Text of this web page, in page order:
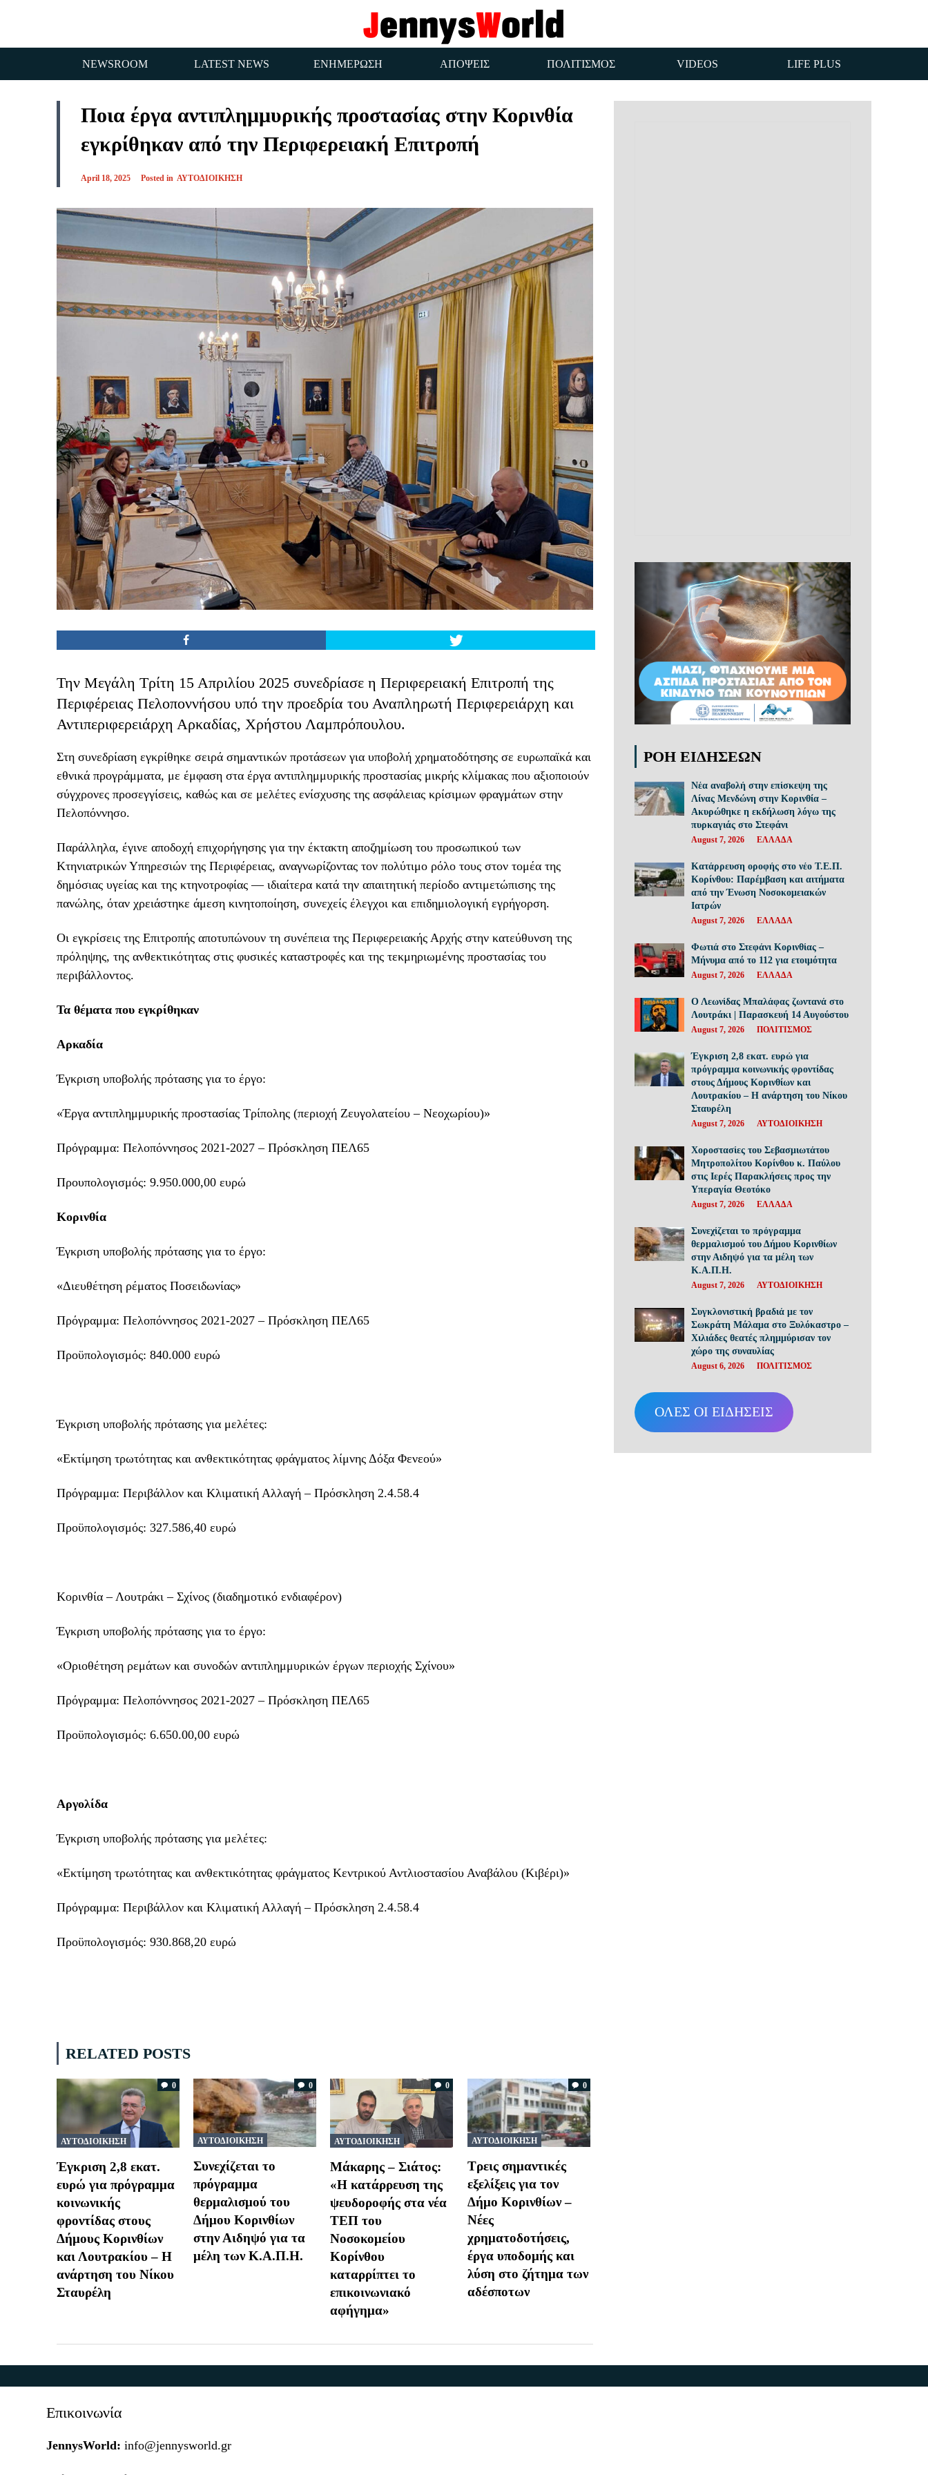
NEWSROOM LATEST NEWS ΕΝΗΜΕΡΩΣΗ ΑΠΟΨΕΙΣ ΠΟΛΙΤΙΣΜΟΣ VIDEOS LIFE PLUS
Ποια έργα αντιπλημμυρικής προστασίας στην Κορινθία
εγκρίθηκαν από την Περιφερειακή Επιτροπή
April 18, 2025 Posted in ΑΥΤΟΔΙΟΙΚΗΣΗ
Την Μεγάλη Τρίτη 15 Απριλίου 2025 συνεδρίασε η Περιφερειακή Επιτροπή της
Περιφέρειας Πελοποννήσου υπό την προεδρία του Αναπληρωτή Περιφερειάρχη και
Αντιπεριφερειάρχη Αρκαδίας, Χρήστου Λαμπρόπουλου.
Στη συνεδρίαση εγκρίθηκε σειρά σημαντικών προτάσεων για υποβολή χρηματοδότησης σε ευρωπαϊκά και
εθνικά προγράμματα, με έμφαση στα έργα αντιπλημμυρικής προστασίας μικρής κλίμακας που αξιοποιούν
σύγχρονες προσεγγίσεις, καθώς και σε μελέτες ενίσχυσης της ασφάλειας κρίσιμων φραγμάτων στην
Πελοπόννησο.
Παράλληλα, έγινε αποδοχή επιχορήγησης για την έκτακτη αποζημίωση του προσωπικού των
Κτηνιατρικών Υπηρεσιών της Περιφέρειας, αναγνωρίζοντας τον πολύτιμο ρόλο τους στον τομέα της
δημόσιας υγείας και της κτηνοτροφίας — ιδιαίτερα κατά την απαιτητική περίοδο αντιμετώπισης της
πανώλης, όταν χρειάστηκε άμεση κινητοποίηση, συνεχείς έλεγχοι και επιδημιολογική εγρήγορση.
Οι εγκρίσεις της Επιτροπής αποτυπώνουν τη συνέπεια της Περιφερειακής Αρχής στην κατεύθυνση της
πρόληψης, της ανθεκτικότητας στις φυσικές καταστροφές και της τεκμηριωμένης προστασίας του
περιβάλλοντος.
Τα θέματα που εγκρίθηκαν
Αρκαδία
Έγκριση υποβολής πρότασης για το έργο:
«Έργα αντιπλημμυρικής προστασίας Τρίπολης (περιοχή Ζευγολατείου – Νεοχωρίου)»
Πρόγραμμα: Πελοπόννησος 2021-2027 – Πρόσκληση ΠΕΛ65
Προυπολογισμός: 9.950.000,00 ευρώ
Κορινθία
Έγκριση υποβολής πρότασης για το έργο:
«Διευθέτηση ρέματος Ποσειδωνίας»
Πρόγραμμα: Πελοπόννησος 2021-2027 – Πρόσκληση ΠΕΛ65
Προϋπολογισμός: 840.000 ευρώ
Έγκριση υποβολής πρότασης για μελέτες:
«Εκτίμηση τρωτότητας και ανθεκτικότητας φράγματος λίμνης Δόξα Φενεού»
Πρόγραμμα: Περιβάλλον και Κλιματική Αλλαγή – Πρόσκληση 2.4.58.4
Προϋπολογισμός: 327.586,40 ευρώ
Κορινθία – Λουτράκι – Σχίνος (διαδημοτικό ενδιαφέρον)
Έγκριση υποβολής πρότασης για το έργο:
«Οριοθέτηση ρεμάτων και συνοδών αντιπλημμυρικών έργων περιοχής Σχίνου»
Πρόγραμμα: Πελοπόννησος 2021-2027 – Πρόσκληση ΠΕΛ65
Προϋπολογισμός: 6.650.00,00 ευρώ
Αργολίδα
Έγκριση υποβολής πρότασης για μελέτες:
«Εκτίμηση τρωτότητας και ανθεκτικότητας φράγματος Κεντρικού Αντλιοστασίου Αναβάλου (Κιβέρι)»
Πρόγραμμα: Περιβάλλον και Κλιματική Αλλαγή – Πρόσκληση 2.4.58.4
Προϋπολογισμός: 930.868,20 ευρώ
RELATED POSTS
0
ΑΥΤΟΔΙΟΙΚΗΣΗ
Έγκριση 2,8 εκατ.
ευρώ για πρόγραμμα
κοινωνικής
φροντίδας στους
Δήμους Κορινθίων
και Λουτρακίου – Η
ανάρτηση του Νίκου
Σταυρέλη
0
ΑΥΤΟΔΙΟΙΚΗΣΗ
Συνεχίζεται το
πρόγραμμα
θερμαλισμού του
Δήμου Κορινθίων
στην Αιδηψό για τα
μέλη των Κ.Α.Π.Η.
0
ΑΥΤΟΔΙΟΙΚΗΣΗ
Μάκαρης – Σιάτος:
«Η κατάρρευση της
ψευδοροφής στα νέα
ΤΕΠ του
Νοσοκομείου
Κορίνθου
καταρρίπτει το
επικοινωνιακό
αφήγημα»
0
ΑΥΤΟΔΙΟΙΚΗΣΗ
Τρεις σημαντικές
εξελίξεις για τον
Δήμο Κορινθίων –
Νέες
χρηματοδοτήσεις,
έργα υποδομής και
λύση στο ζήτημα των
αδέσποτων
ΡΟΗ ΕΙΔΗΣΕΩΝ
Νέα αναβολή στην επίσκεψη της
Λίνας Μενδώνη στην Κορινθία –
Ακυρώθηκε η εκδήλωση λόγω της
πυρκαγιάς στο Στεφάνι
August 7, 2026 ΕΛΛΑΔΑ
Κατάρρευση οροφής στο νέο Τ.Ε.Π.
Κορίνθου: Παρέμβαση και αιτήματα
από την Ένωση Νοσοκομειακών
Ιατρών
August 7, 2026 ΕΛΛΑΔΑ
Φωτιά στο Στεφάνι Κορινθίας –
Μήνυμα από το 112 για ετοιμότητα
August 7, 2026 ΕΛΛΑΔΑ
Ο Λεωνίδας Μπαλάφας ζωντανά στο
Λουτράκι | Παρασκευή 14 Αυγούστου
August 7, 2026 ΠΟΛΙΤΙΣΜΟΣ
Έγκριση 2,8 εκατ. ευρώ για
πρόγραμμα κοινωνικής φροντίδας
στους Δήμους Κορινθίων και
Λουτρακίου – Η ανάρτηση του Νίκου
Σταυρέλη
August 7, 2026 ΑΥΤΟΔΙΟΙΚΗΣΗ
Χοροστασίες του Σεβασμιωτάτου
Μητροπολίτου Κορίνθου κ. Παύλου
στις Ιερές Παρακλήσεις προς την
Υπεραγία Θεοτόκο
August 7, 2026 ΕΛΛΑΔΑ
Συνεχίζεται το πρόγραμμα
θερμαλισμού του Δήμου Κορινθίων
στην Αιδηψό για τα μέλη των
Κ.Α.Π.Η.
August 7, 2026 ΑΥΤΟΔΙΟΙΚΗΣΗ
Συγκλονιστική βραδιά με τον
Σωκράτη Μάλαμα στο Ξυλόκαστρο –
Χιλιάδες θεατές πλημμύρισαν τον
χώρο της συναυλίας
August 6, 2026 ΠΟΛΙΤΙΣΜΟΣ
ΟΛΕΣ ΟΙ ΕΙΔΗΣΕΙΣ
Επικοινωνία
JennysWorld: info@jennysworld.gr